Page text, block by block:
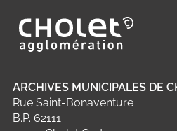
Ville de Cholet
ARCHIVES MUNICIPALES DE
Rue Saint-Bonaventure
B.P. 62111